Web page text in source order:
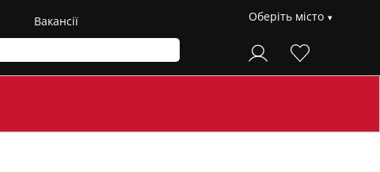
Вакансії Оберіть місто